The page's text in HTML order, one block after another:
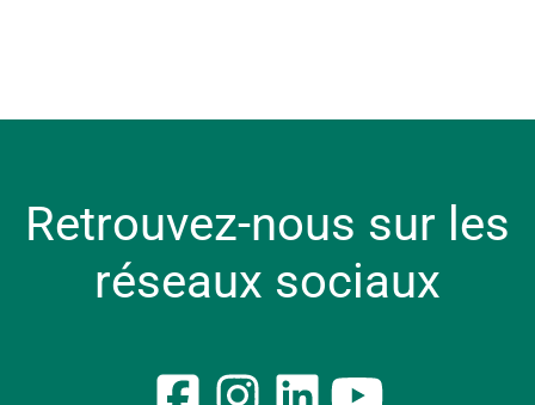
Retrouvez-nous sur les
réseaux sociaux